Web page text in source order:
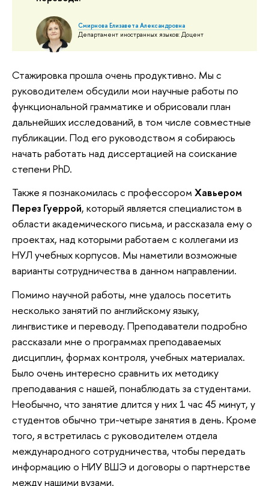
Смирнова Елизавета Александровна
Департамент иностранных языков: Доцент
Стажировка прошла очень продуктивно. Мы с
руководителем обсудили мои научные работы по
функциональной грамматике и обрисовали план
дальнейших исследований, в том числе совместные
публикации. Под его руководством я собираюсь
начать работать над диссертацией на соискание
степени PhD.
Также я познакомилась с профессором Хавьером
Перез Гуеррой, который является специалистом в
области академического письма, и рассказала ему о
проектах, над которыми работаем с коллегами из
НУЛ учебных корпусов. Мы наметили возможные
варианты сотрудничества в данном направлении.
Помимо научной работы, мне удалось посетить
несколько занятий по английскому языку,
лингвистике и переводу. Преподаватели подробно
рассказали мне о программах преподаваемых
дисциплин, формах контроля, учебных материалах.
Было очень интересно сравнить их методику
преподавания с нашей, понаблюдать за студентами.
Необычно, что занятие длится у них 1 час 45 минут, у
студентов обычно три-четыре занятия в день. Кроме
того, я встретилась с руководителем отдела
международного сотрудничества, чтобы передать
информацию о НИУ ВШЭ и договоры о партнерстве
между нашими вузами.